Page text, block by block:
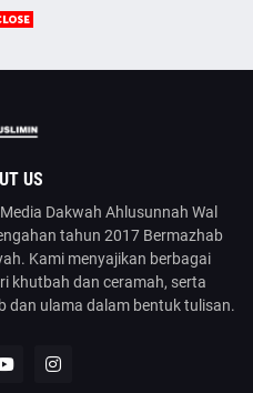
US
Dakwah Ahlusunnah Wal
tahun 2017 Bermazhab
Kami menyajikan berbagai
khutbah dan ceramah, serta
dan ulama dalam bentuk tulisan.